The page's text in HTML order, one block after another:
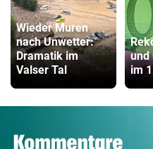
Wieder Muren
nach Unwetter:
Dramatik im
Valser Tal
und
im